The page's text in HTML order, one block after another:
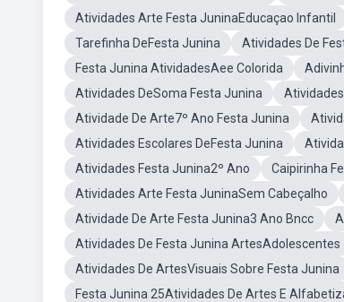
Atividades Arte Festa JuninaEducaçao Infantil
Tarefinha DeFesta Junina
Atividades De
Festa Junina AtividadesAee Colorida
Atividades DeSoma Festa Junina
Atividade De Arte7º Ano Festa Junina
Atividades Escolares DeFesta Junina
Atividades Festa Junina2º Ano
Caipirinha
Atividades Arte Festa JuninaSem Cabeçalho
Atividade De Arte Festa Junina3 Ano Bncc
Atividades De Festa Junina ArtesAdolescentes
Atividades De ArtesVisuais Sobre Festa Junina
Festa Junina 25Atividades De Artes E